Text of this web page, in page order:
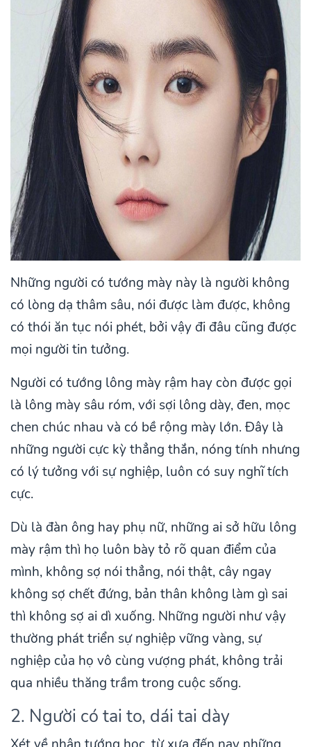
Những người có tướng mày này là người không
có lòng dạ thâm sâu, nói được làm được, không
có thói ăn tục nói phét, bởi vậy đi đâu cũng được
mọi người tin tưởng.
Người có tướng lông mày rậm hay còn được gọi
là lông mày sâu róm, với sợi lông dày, đen, mọc
chen chúc nhau và có bề rộng mày lớn. Đây là
những người cực kỳ thẳng thắn, nóng tính nhưng
có lý tưởng với sự nghiệp, luôn có suy nghĩ tích
cực.
Dù là đàn ông hay phụ nữ, những ai sở hữu lông
mày rậm thì họ luôn bày tỏ rõ quan điểm của
mình, không sợ nói thẳng, nói thật, cây ngay
không sợ chết đứng, bản thân không làm gì sai
thì không sợ ai dì xuống. Những người như vậy
thường phát triển sự nghiệp vững vàng, sự
nghiệp của họ vô cùng vượng phát, không trải
qua nhiều thăng trầm trong cuộc sống.
2. Người có tai to, dái tai dày